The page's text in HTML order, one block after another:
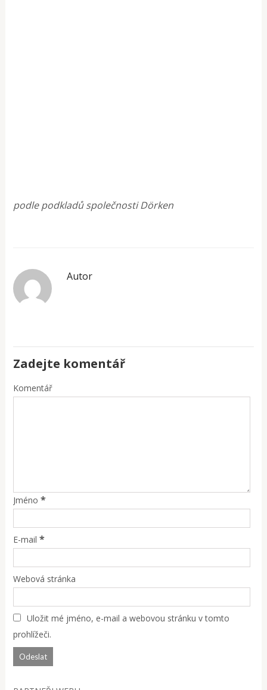
podle podkladů společnosti Dörken
Autor
Zadejte komentář
Komentář
Jméno *
E-mail *
Webová stránka
Uložit mé jméno, e-mail a webovou stránku v tomto
prohlížeči.